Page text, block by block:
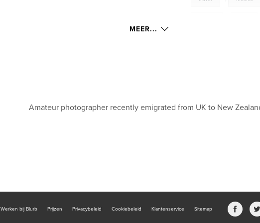
MEER...
Amateur photographer recently emigrated from UK to New
Werken bij Blurb Prijzen Privacybeleid Cookiebeleid Klantenservice Sitemap